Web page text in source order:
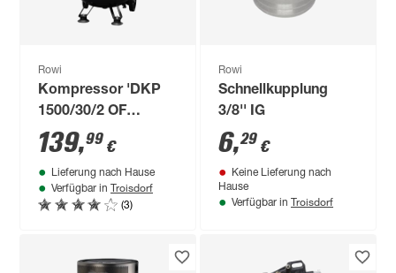
Rowi
Kompressor 'DKP
1500/30/2 OF
Vertical Air' 10 bar
72-240 l/min
139,99 €
Lieferung nach Hause
Verfügbar in Troisdorf
(3)
Rowi
Schnellkupplung
3/8'' IG
6,29 €
Keine Lieferung nach
Hause
Verfügbar in Troisdorf